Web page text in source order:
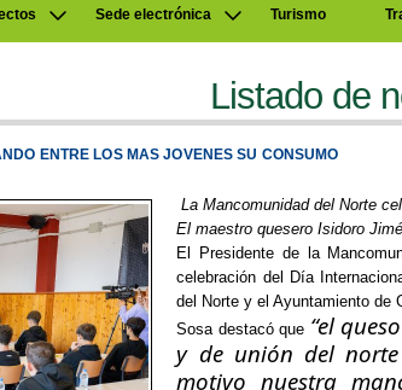
Sede electrónica Turismo
Listado de
ENTRE LOS MAS JOVENES SU CONSUMO
La Mancomunidad del Norte
El maestro quesero Isidoro
El Presidente de la
celebración del Día
del Norte y el Ayuntamiento de
Sosa destacó que “el
y de unión del
motivo nuestra